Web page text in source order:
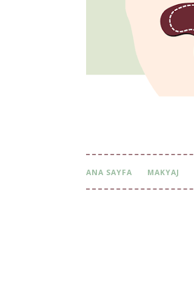
ANA SAYFA MAKYAJ